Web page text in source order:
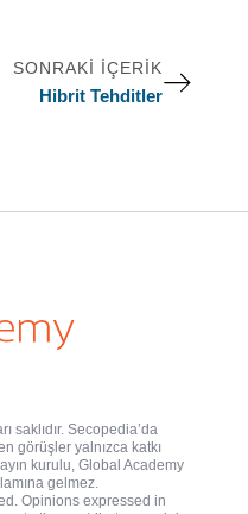
SONRAKI İÇERIK
Hibrit Tehditler
saklıdır. Secopedia’da
görüşler yalnızca katkı
kurulu, Global Academy
gelmez.
Opinions expressed in